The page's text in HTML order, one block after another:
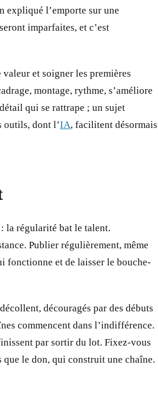
expliqué l’emporte sur une
imparfaites, et c’est
et soigner les premières
montage, rythme, s’améliore
qui se rattrape ; un sujet
outils, dont l’IA, facilitent désormais
la régularité bat le talent.
Publier régulièrement, même
fonctionne et de laisser le bouche-
découragés par des débuts
commencent dans l’indifférence.
par sortir du lot. Fixez-vous
le don, qui construit une chaîne.